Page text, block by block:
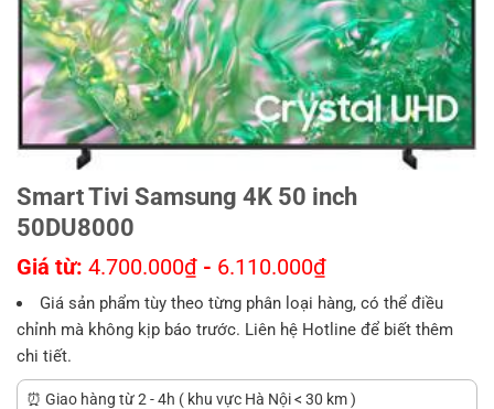
Smart Tivi Samsung 4K 50 inch
50DU8000
Giá từ: 4.700.000₫ - 6.110.000₫
Giá sản phẩm tùy theo từng phân loại hàng, có thể điều
chỉnh mà không kịp báo trước. Liên hệ Hotline để biết thêm
chi tiết.
⏰ Giao hàng từ 2 - 4h ( khu vực Hà Nội < 30 km )